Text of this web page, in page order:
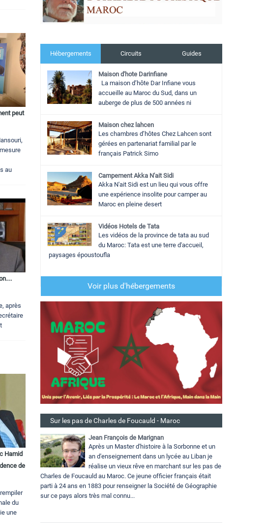
peut
au
après
Hamid
de
du
une
Hébergements Circuits Guides
Maison d'hote Darinfiane
La maison d’hôte Dar Infiane vous
accueille au Maroc du Sud, dans un
auberge de plus de 500 années ni
Maison chez lahcen
Les chambres d’hôtes Chez Lahcen sont
gérées en partenariat familial par le
français Patrick Simo
Campement Akka N'ait Sidi
Akka N'ait Sidi est un lieu qui vous offre
une expérience insolite pour camper au
Maroc en pleine desert
Vidéos Hotels de Tata
Les vidéos de la province de tata au sud
du Maroc: Tata est une terre d'accueil,
paysages époustoufla
Voir plus d'hébergements
Sur les pas de Charles de Foucauld - Maroc
Jean François de Marignan
Après un Master d'histoire à la Sorbonne et un
an d'enseignement dans un lycée au Liban je
réalise un vieux rêve en marchant sur les pas de
Charles de Foucauld au Maroc. Ce jeune officier français était
parti à 24 ans en 1883 pour renseigner la Société de Géographie
sur ce pays alors très mal connu...